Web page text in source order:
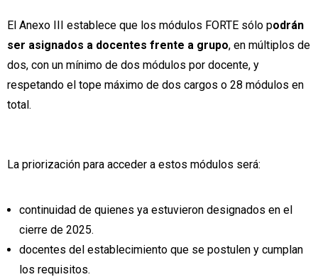
El Anexo III establece que los módulos FORTE sólo podrán
ser asignados a docentes frente a grupo, en múltiplos de
dos, con un mínimo de dos módulos por docente, y
respetando el tope máximo de dos cargos o 28 módulos en
total.
La priorización para acceder a estos módulos será:
continuidad de quienes ya estuvieron designados en el
cierre de 2025.
docentes del establecimiento que se postulen y cumplan
los requisitos.